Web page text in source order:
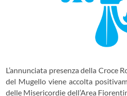
L’annunciata presenza della Croce
del Mugello viene accolta
delle Misericordie dell’Area